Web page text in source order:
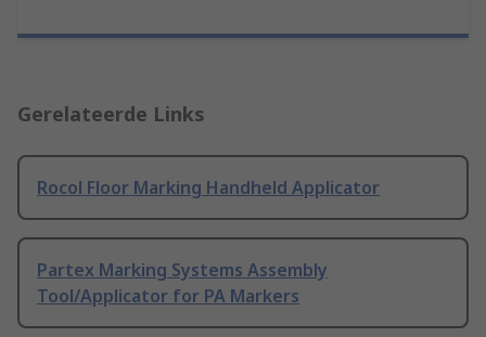
Gerelateerde Links
Rocol Floor Marking Handheld Applicator
Partex Marking Systems Assembly
Tool/Applicator for PA Markers